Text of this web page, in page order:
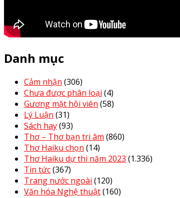
Danh mục
Cảm nhận (306)
Chưa được phân loại (4)
Gương mặt hội viên (58)
Lý Luận (31)
Sách hay(93)
Thơ – Thơ bạn tri âm (860)
Thơ Haiku chọn (14)
Thơ Haiku dự thi năm 2023 (1.336)
Tin tức(367)
Trang nước ngoài (120)
Văn hóa Nghệ thuật(160)